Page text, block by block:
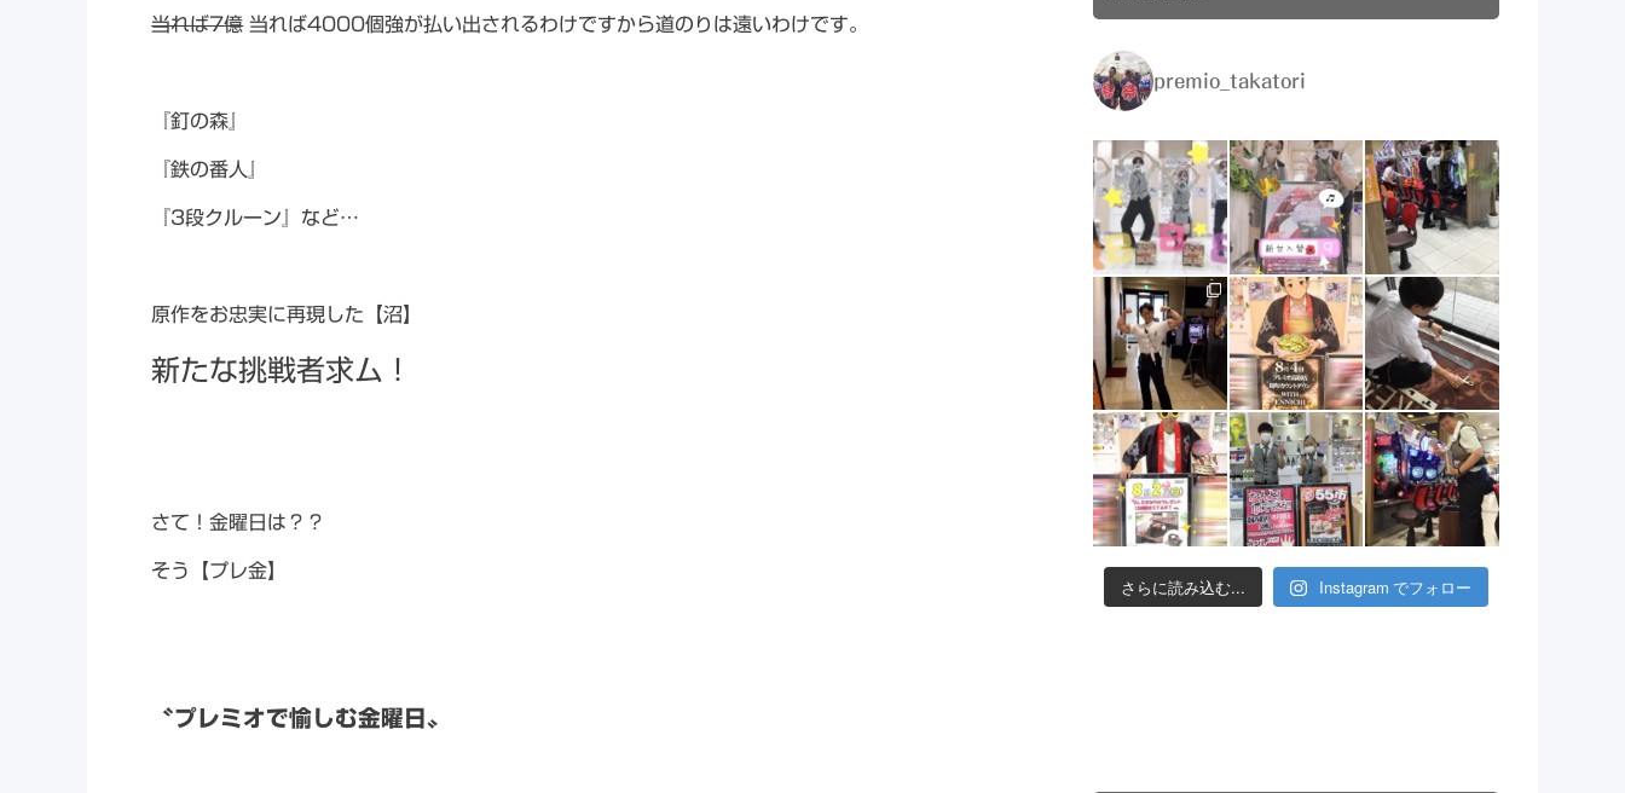
当れば7億当れば4000個強が払い出されるわけですから道のりは遠いわけです。
『釘の森』
『鉄の番人』
『3段クルーン』など…
原作をお忠実に再現した【沼】
新たな挑戦者求ム！
さて！金曜日は？？
そう【プレ金】
〝プレミオで愉しむ金曜日〟
premio_takatori
さらに読み込む... Instagram でフォロー